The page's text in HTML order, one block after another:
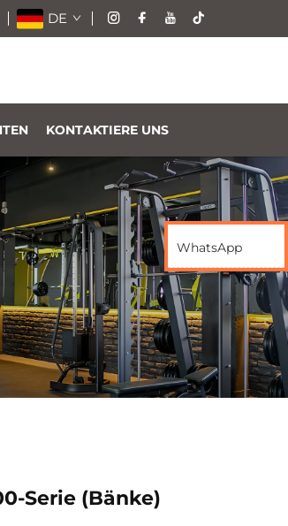
DE
KONTAKTIERE UNS
Serie (Bänke)
WhatsApp